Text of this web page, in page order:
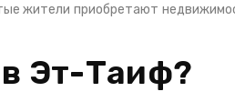
жители приобретают
Эт-Таиф?